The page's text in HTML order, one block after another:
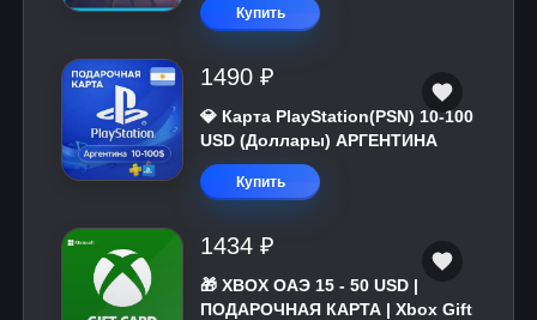
Купить
1490 ₽
💎 Карта PlayStation(PSN) 10-100
USD (Доллары) АРГЕНТИНА
Купить
1434 ₽
🎁 XBOX ОАЭ 15 - 50 USD |
ПОДАРОЧНАЯ КАРТА | Xbox Gift